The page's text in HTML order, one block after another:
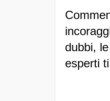
dubbi,
esperti